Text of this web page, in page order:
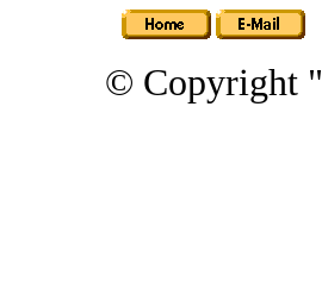
© Copyright "